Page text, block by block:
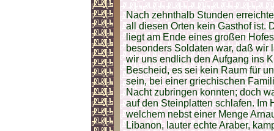
Nach zehnthalb Stunden
all diesen Orten kein Gasthof ist.
liegt am Ende eines großen
besonders Soldaten war, daß wir
wir uns endlich den Aufgang ins
Bescheid, es sei kein Raum für
sein, bei einer griechischen
Nacht zubringen konnten; doch
auf den Steinplatten schlafen. Im
welchem nebst einer Menge
Libanon, lauter echte Araber,